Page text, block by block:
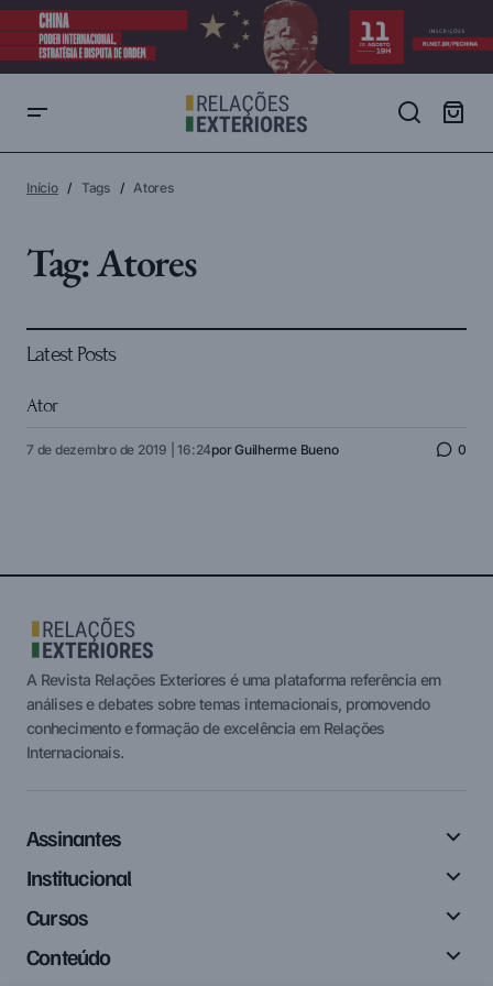
Início Tags Atores
Tag:Atores
Latest Posts
Ator
7 de dezembro de 2019 | 16:24porGuilherme Bueno 0
A Revista Relações Exteriores é uma plataforma referência em
análises e debates sobre temas internacionais, promovendo
conhecimento e formação de excelência em Relações
Internacionais.
Assinantes
Institucional
Cursos
Conteúdo